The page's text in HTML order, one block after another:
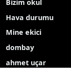
Bizim okul
Hava durumu
Mine ekici
dombay
ahmet uçar